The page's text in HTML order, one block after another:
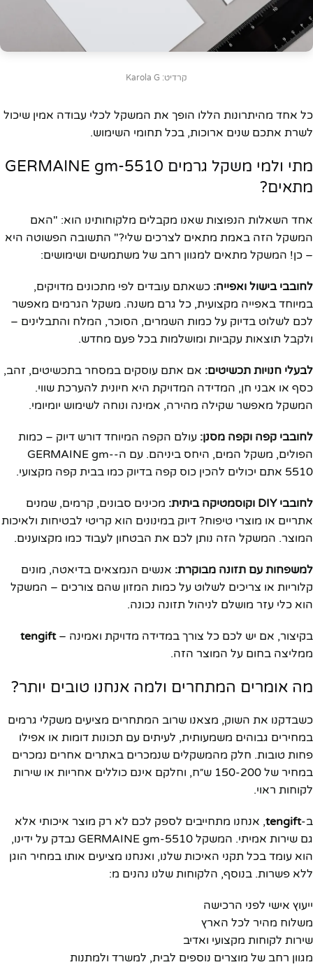
קרדיט: Karola G
כל אחד מהיתרונות הללו הופך את המשקל לכלי עבודה אמין שיכול
לשרת אתכם שנים ארוכות, בכל תחומי השימוש.
מתי ולמי משקל גרמים GERMAINE gm-5510
מתאים?
אחד השאלות הנפוצות שאנו מקבלים מלקוחותינו הוא: "האם
המשקל הזה באמת מתאים לצרכים שלי?" התשובה הפשוטה היא
– כן! המשקל מתאים למגוון רחב של משתמשים ושימושים:
לחובבי בישול ואפייה: כשאתם עובדים לפי מתכונים מדויקים,
במיוחד באפייה מקצועית, כל גרם משנה. משקל הגרמים מאפשר
לכם לשלוט בדיוק על כמות השמרים, הסוכר, המלח והתבלינים –
ולקבל תוצאות עקביות ומושלמות בכל פעם מחדש.
לבעלי חנויות תכשיטים: אם אתם עוסקים במסחר בתכשיטים, זהב,
כסף או אבני חן, המדידה המדויקת היא חיונית להערכת שווי.
המשקל מאפשר שקילה מהירה, אמינה ונוחה לשימוש יומיומי.
לחובבי קפה וקפה מסנן: עולם הקפה המיוחד דורש דיוק – כמות
הפולים, משקל המים, היחס ביניהם. עם ה-GERMAINE gm-
5510 אתם יכולים להכין כוס קפה בדיוק כמו בבית קפה מקצועי.
לחובבי DIY וקוסמטיקה ביתית:
מכינים סבונים, קרמים, שמנים
אתריים או מוצרי טיפוח? דיוק במינונים הוא קריטי לבטיחות ולאיכות
המוצר. המשקל הזה נותן לכם את הבטחון לעבוד כמו מקצוענים.
למשפחות עם תזונה מבוקרת: אנשים הנמצאים בדיאטה, מונים
קלוריות או צריכים לשלוט על כמות המזון שהם צורכים – המשקל
הוא כלי עזר מושלם לניהול תזונה נכונה.
בקיצור, אם יש לכם כל צורך במדידה מדויקת ואמינה –tengift
ממליצה בחום על המוצר הזה.
מה אומרים המתחרים ולמה אנחנו טובים יותר?
כשבדקנו את השוק, מצאנו שרוב המתחרים מציעים משקלי גרמים
במחירים גבוהים משמעותית, לעיתים עם תכונות דומות או אפילו
פחות טובות. חלק מהמשקלים שנמכרים באתרים אחרים נמכרים
במחיר של 150-200 ש״ח, וחלקם אינם כוללים אחריות או שירות
לקוחות ראוי.
ב-tengift, אנחנו מתחייבים לספק לכם לא רק מוצר איכותי אלא
גם שירות אמיתי. המשקל GERMAINE gm-5510 נבדק על ידינו,
הוא עומד בכל תקני האיכות שלנו, ואנחנו מציעים אותו במחיר הוגן
ללא פשרות. בנוסף, הלקוחות שלנו נהנים מ:
ייעוץ אישי לפני הרכישה
משלוח מהיר לכל הארץ
שירות לקוחות מקצועי ואדיב
מגוון רחב של מוצרים נוספים לבית, למשרד ולמתנות